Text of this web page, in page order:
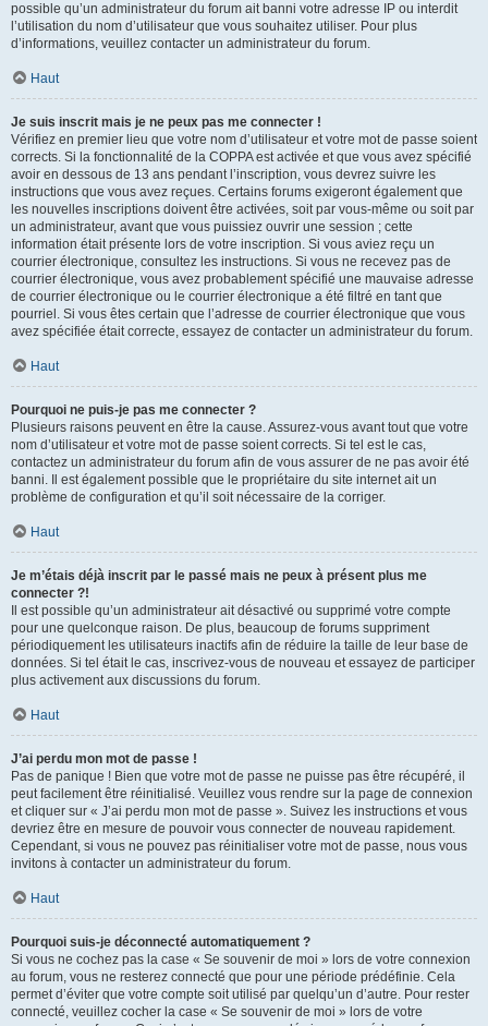
possible qu’un administrateur du forum ait banni votre adresse IP ou interdit
l’utilisation du nom d’utilisateur que vous souhaitez utiliser. Pour plus
d’informations, veuillez contacter un administrateur du forum.
Haut
Je suis inscrit mais je ne peux pas me connecter !
Vérifiez en premier lieu que votre nom d’utilisateur et votre mot de passe soient
corrects. Si la fonctionnalité de la COPPA est activée et que vous avez spécifié
avoir en dessous de 13 ans pendant l’inscription, vous devrez suivre les
instructions que vous avez reçues. Certains forums exigeront également que
les nouvelles inscriptions doivent être activées, soit par vous-même ou soit par
un administrateur, avant que vous puissiez ouvrir une session ; cette
information était présente lors de votre inscription. Si vous aviez reçu un
courrier électronique, consultez les instructions. Si vous ne recevez pas de
courrier électronique, vous avez probablement spécifié une mauvaise adresse
de courrier électronique ou le courrier électronique a été filtré en tant que
pourriel. Si vous êtes certain que l’adresse de courrier électronique que vous
avez spécifiée était correcte, essayez de contacter un administrateur du forum.
Haut
Pourquoi ne puis-je pas me connecter ?
Plusieurs raisons peuvent en être la cause. Assurez-vous avant tout que votre
nom d’utilisateur et votre mot de passe soient corrects. Si tel est le cas,
contactez un administrateur du forum afin de vous assurer de ne pas avoir été
banni. Il est également possible que le propriétaire du site internet ait un
problème de configuration et qu’il soit nécessaire de la corriger.
Haut
Je m’étais déjà inscrit par le passé mais ne peux à présent plus me
connecter ?!
Il est possible qu’un administrateur ait désactivé ou supprimé votre compte
pour une quelconque raison. De plus, beaucoup de forums suppriment
périodiquement les utilisateurs inactifs afin de réduire la taille de leur base de
données. Si tel était le cas, inscrivez-vous de nouveau et essayez de participer
plus activement aux discussions du forum.
Haut
J’ai perdu mon mot de passe !
Pas de panique ! Bien que votre mot de passe ne puisse pas être récupéré, il
peut facilement être réinitialisé. Veuillez vous rendre sur la page de connexion
et cliquer sur « J’ai perdu mon mot de passe ». Suivez les instructions et vous
devriez être en mesure de pouvoir vous connecter de nouveau rapidement.
Cependant, si vous ne pouvez pas réinitialiser votre mot de passe, nous vous
invitons à contacter un administrateur du forum.
Haut
Pourquoi suis-je déconnecté automatiquement ?
Si vous ne cochez pas la case « Se souvenir de moi » lors de votre connexion
au forum, vous ne resterez connecté que pour une période prédéfinie. Cela
permet d’éviter que votre compte soit utilisé par quelqu’un d’autre. Pour rester
connecté, veuillez cocher la case « Se souvenir de moi » lors de votre